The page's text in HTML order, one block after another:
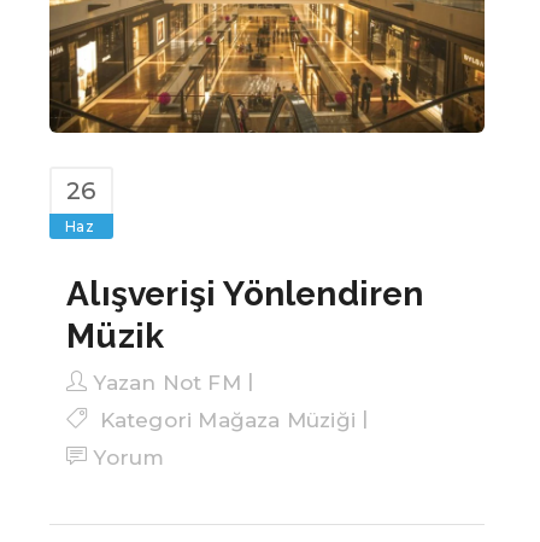
26
Haz
Alışverişi Yönlendiren
Müzik
Yazan Not FM
Kategori Mağaza Müziği
Yorum